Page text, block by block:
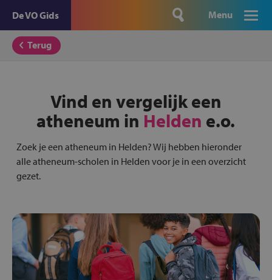
De VO Gids Menu
Terug
Vind en vergelijk een
atheneum in Helden e.o.
Zoek je een atheneum in Helden? Wij hebben hieronder
alle atheneum-scholen in Helden voor je in een overzicht
gezet.